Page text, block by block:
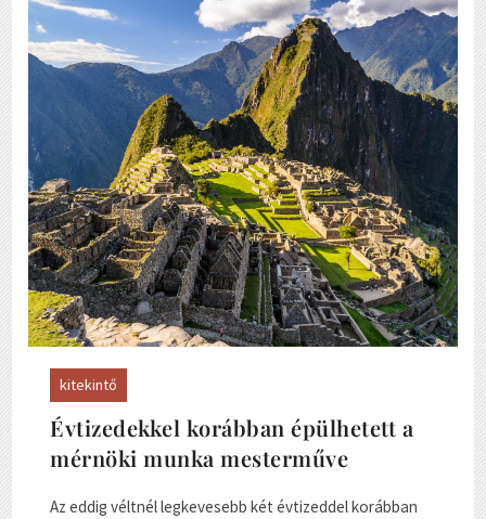
kitekintő
Évtizedekkel korábban épülhetett a
mérnöki munka mesterműve
Az eddig véltnél legkevesebb két évtizeddel korábban